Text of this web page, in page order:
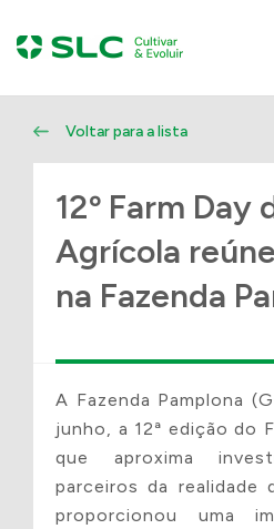
FALE
CONOSCO
Nome
E-mail
Telefone
Sua mensagem
O Grupo SLC,
Voltar para a lista
12º Farm Day
Agrícola
na Fazenda
A Fazenda Pamplona
junho, a 12ª edição do
que aproxima
parceiros da realidade
proporcionou uma